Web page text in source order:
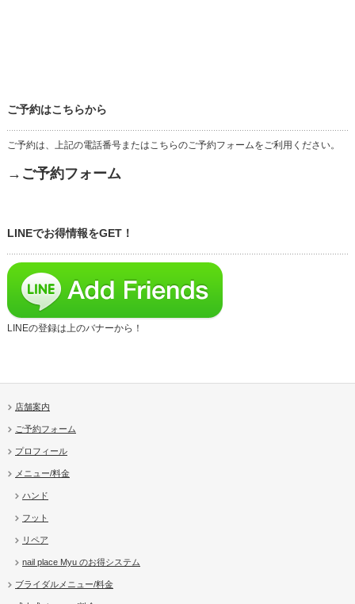
ご予約はこちらから
ご予約は、上記の電話番号またはこちらのご予約フォームをご利用ください。
→ご予約フォーム
LINEでお得情報をGET！
LINEの登録は上のバナーから！
店舗案内
ご予約フォーム
プロフィール
メニュー/料金
ハンド
フット
リペア
nail place Myu のお得システム
ブライダルメニュー/料金